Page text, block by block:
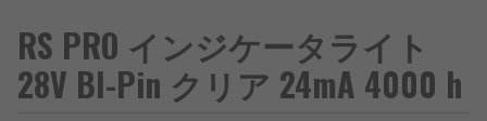
RS PRO インジケータライト
28V BI-Pin クリア 24mA 4000 h